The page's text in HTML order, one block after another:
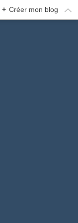
+ Créer mon blog